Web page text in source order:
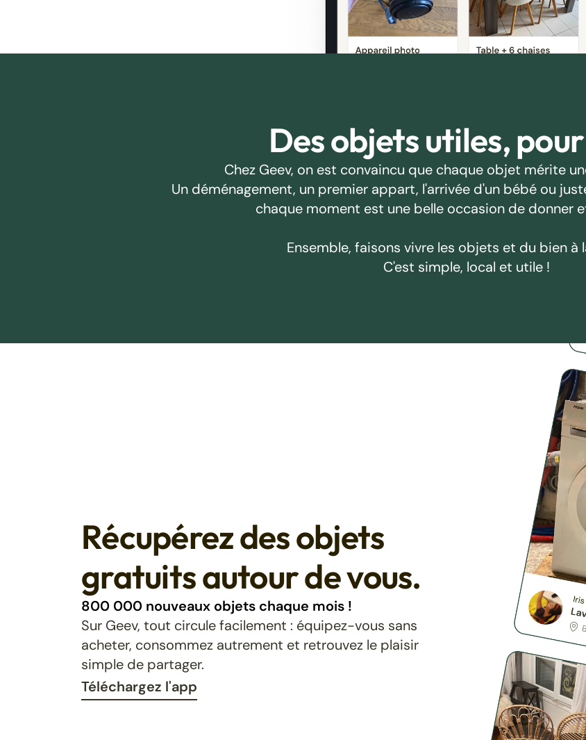
Des objets utiles,
Chez Geev, on est convaincu que chaque objet mérite
Un déménagement, un premier appart, l'arrivée d'un bébé ou
chaque moment est une belle occasion de donner
Ensemble, faisons vivre les objets et du bien à
C'est simple, local et utile !
Récupérez des objets
gratuits autour de vous.
800 000 nouveaux objets chaque mois !
Sur Geev, tout circule facilement : équipez-vous sans
acheter, consommez autrement et retrouvez le plaisir
simple de partager.
Téléchargez l'app